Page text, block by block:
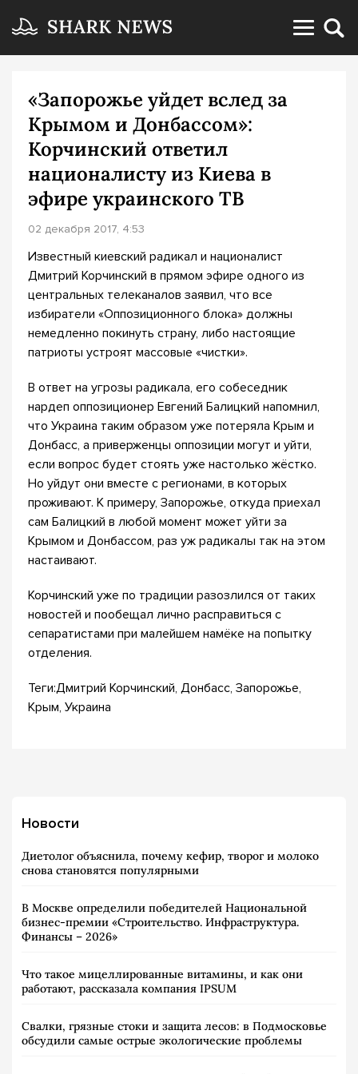
«Запорожье уйдет вслед за
Крымом и Донбассом»:
Корчинский ответил
националисту из Киева в
эфире украинского ТВ
02 декабря 2017, 4:53
Известный киевский радикал и националист
Дмитрий Корчинский в прямом эфире одного из
центральных телеканалов заявил, что все
избиратели «Оппозиционного блока» должны
немедленно покинуть страну, либо настоящие
патриоты устроят массовые «чистки».
В ответ на угрозы радикала, его собеседник
нардеп оппозиционер Евгений Балицкий напомнил,
что Украина таким образом уже потеряла Крым и
Донбасс, а приверженцы оппозиции могут и уйти,
если вопрос будет стоять уже настолько жёстко.
Но уйдут они вместе с регионами, в которых
проживают. К примеру, Запорожье, откуда приехал
сам Балицкий в любой момент может уйти за
Крымом и Донбассом, раз уж радикалы так на этом
настаивают.
Корчинский уже по традиции разозлился от таких
новостей и пообещал лично расправиться с
сепаратистами при малейшем намёке на попытку
отделения.
Теги:Дмитрий Корчинский, Донбасс, Запорожье,
Крым, Украина
Новости
Диетолог объяснила, почему кефир, творог и молоко
снова становятся популярными
В Москве определили победителей Национальной
бизнес-премии «Строительство. Инфраструктура.
Финансы – 2026»
Что такое мицеллированные витамины, и как они
работают, рассказала компания IPSUM
Свалки, грязные стоки и защита лесов: в Подмосковье
обсудили самые острые экологические проблемы